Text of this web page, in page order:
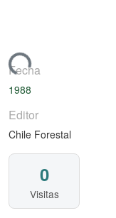
Fecha
1988
Editor
Chile Forestal
0
Visitas